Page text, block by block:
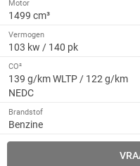
Motor
1499 cm³
Vermogen
103 kw / 140 pk
CO²
139 g/km WLTP / 122 g/km
NEDC
Brandstof
Benzine